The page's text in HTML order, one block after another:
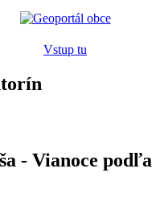
Vstup tu
- Vianoce podľa